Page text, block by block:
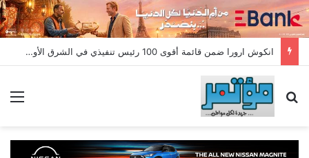
انكوش ارورا ضمن قائمة أقوى 100 رئيس تنفيذي في الشرق الأوسط لعام 2026 في قائمة فوربس الشرق الأوسط”
بحث عن